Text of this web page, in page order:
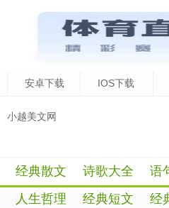
安卓下载 IOS下载
小越美文网
经典散文 诗歌大全 语
人生哲理
经典短文 经